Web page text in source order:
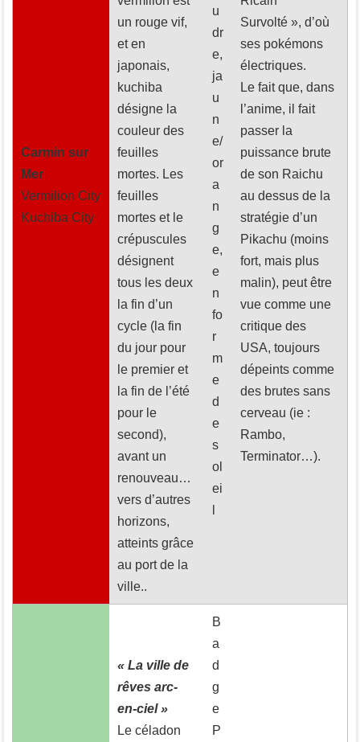
Carmin sur
Mer
Vermilion City
Kuchiba City
un rouge vif,
et en
japonais,
kuchiba
désigne la
couleur des
feuilles
mortes. Les
feuilles
mortes et le
crépuscules
désignent
tous les deux
la fin d’un
cycle (la fin
du jour pour
le premier et
la fin de l’été
pour le
second),
avant un
renouveau…
vers d’autres
horizons,
atteints grâce
au port de la
ville..
u
dr
e,
ja
u
n
e/
or
a
n
g
e,
e
n
fo
r
m
e
d
e
s
ol
ei
Survolté », d’où
ses pokémons
électriques.
Le fait que, dans
l’anime, il fait
passer la
puissance brute
de son Raichu
au dessus de la
stratégie d’un
Pikachu (moins
fort, mais plus
malin), peut être
vue comme une
critique des
USA, toujours
dépeints comme
des brutes sans
cerveau (ie :
Rambo,
Terminator…).
« La ville de
rêves arc-
en-ciel »
Le céladon
B
a
d
g
e
P